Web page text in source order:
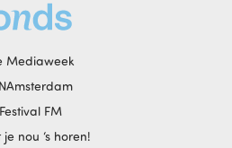
Mediaweek
Festival FM
nou ‘s horen!